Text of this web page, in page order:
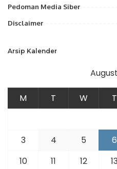
Pedoman Media Siber
Disclaimer
Arsip Kalender
M T W T
3
4 5 6
10
11 12